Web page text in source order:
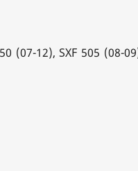
(07-12), SXF 505 (08-